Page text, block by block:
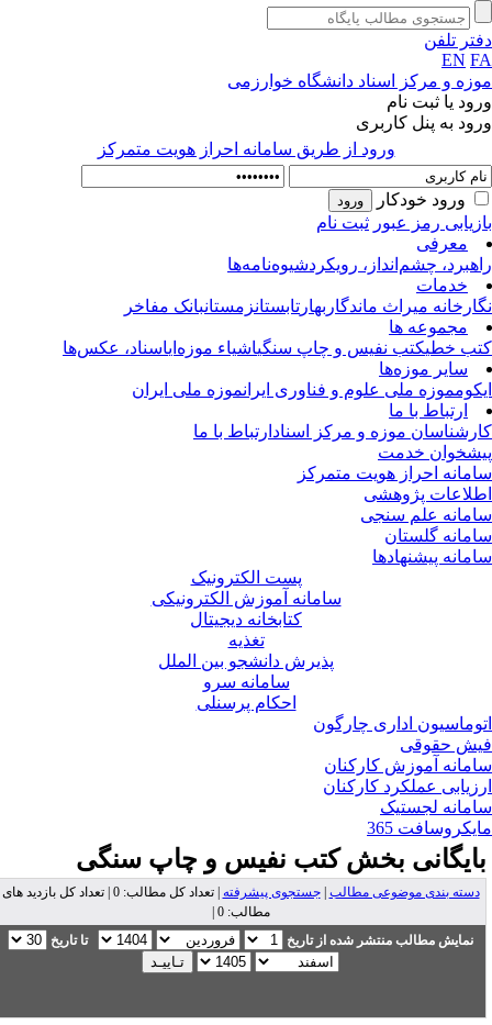
تلفن
EN
و مرکز اسناد دانشگاه خوارزمی
یا ثبت نام
به پنل کاربری
ورود از طريق سامانه احراز هويت متمركز
ورود خودکار
رمز عبور ثبت نام
معرفی
چشم‌انداز، رویکرد شیوه‌نامه‌ها
خدمات
میراث ماندگاربهارتابستانزمستانبانک مفاخر
مجموعه ها
خطیکتب نفیس و چاپ سنگیاشیاء موزه‌ایاسناد، عکس‌ها
سایر موزه‌ها
موزه ملی علوم و فناوری ایران موزه ملی ایران
ارتباط با ما
موزه و مرکز اسنادارتباط با ما
خدمت
احراز هویت متمرکز
پژوهشی
علم سنجی
گلستان
پیشنهادها
پست الکترونیک
سامانه آموزش الکترونیکی
کتابخانه دیجیتال
تغذیه
پذیرش دانشجو بین الملل
سامانه سرو
احکام پرسنلی
اداری چارگون
حقوقی
آموزش کارکنان
عملکرد کارکنان
لجستیک
365
بخشکتب نفیس و چاپ سنگی
دسته بندی موضوعی مطالب|جستجوی پیشرفته
| تعداد کل مطالب: 0 | تعداد کل بازدید های
مطالب: 0 |
نمایش مطالب منتشر شده از تاریخ
تا تاریخ